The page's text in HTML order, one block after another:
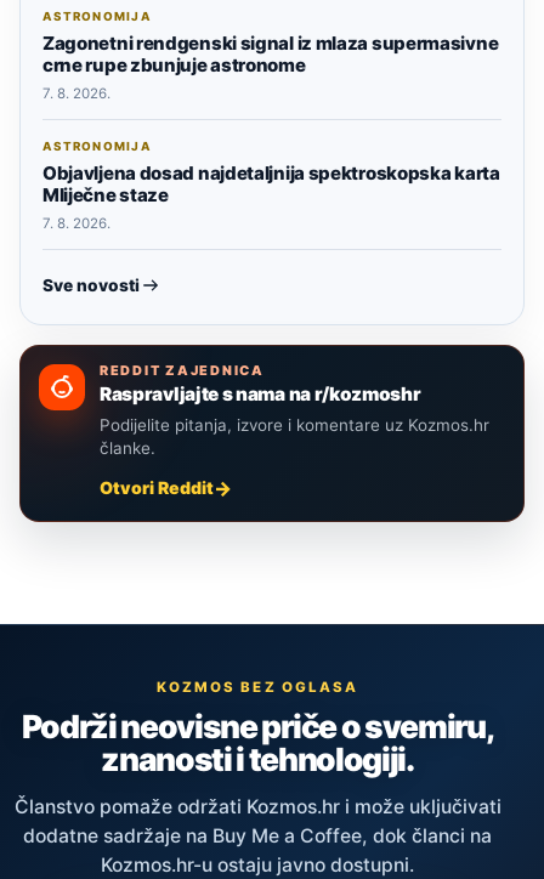
ASTRONOMIJA
Zagonetni rendgenski signal iz mlaza supermasivne
crne rupe zbunjuje astronome
7. 8. 2026.
ASTRONOMIJA
Objavljena dosad najdetaljnija spektroskopska karta
Mliječne staze
7. 8. 2026.
Sve novosti
REDDIT ZAJEDNICA
Raspravljajte s nama na r/kozmoshr
Podijelite pitanja, izvore i komentare uz Kozmos.hr
članke.
Otvori Reddit
KOZMOS BEZ OGLASA
Podrži neovisne priče o svemiru,
znanosti i tehnologiji.
Članstvo pomaže održati Kozmos.hr i može uključivati
dodatne sadržaje na Buy Me a Coffee, dok članci na
Kozmos.hr-u ostaju javno dostupni.